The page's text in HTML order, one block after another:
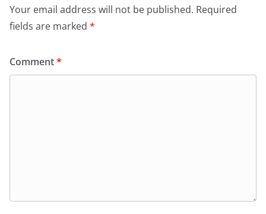
Your email address will not be published. Required
fields are marked *
Comment*